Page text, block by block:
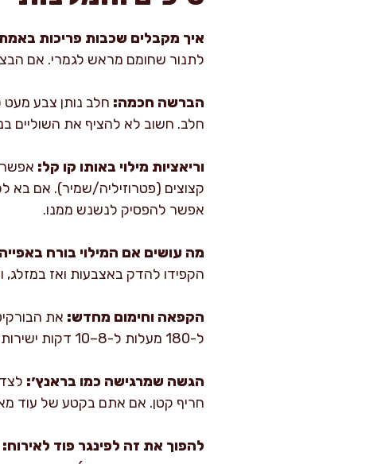
איך מקבלים שכבות פריכות
לתנור שחומם מראש לגמרי. אם
הברשה חכמה: חלב נותן צבע מעט
חלב. חשוב לא להציף את השוליים
וריאציות מילוי באותו קו קל:
קצוצים (פטרוזיליה/שמיר). אם בא
אפשר להפסיק לנשנש ממנו.
מה עושים אם המילוי בורח
הקפידו להדק באצבעות ואז
הקפאה וחימום מחדש: את
ל-180 מעלות ל-8–10 דקות ישירות מהמקפיא, עד שהחוץ חוזר להיות פריך. מיקרוגל יחמם אבל ירכך את הבצק.
הגשה שמרגישה כמו בראנץ׳:
חריף קטן. אם אתם בקטע של עוד
להפוך את זה לפינגר פוד לאירוח: